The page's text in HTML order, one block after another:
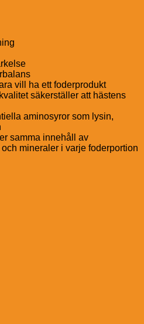
vill ha ett foderprodukt
säkerställer att hästens
aminosyror som lysin,
samma innehåll av
mineraler i varje foderportion